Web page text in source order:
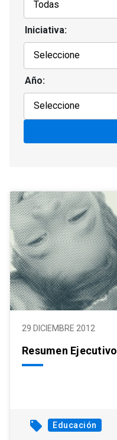
Iniciativa:
Año:
29 DICIEMBRE 2012
Resumen Ejecutivo
local_offer Educación